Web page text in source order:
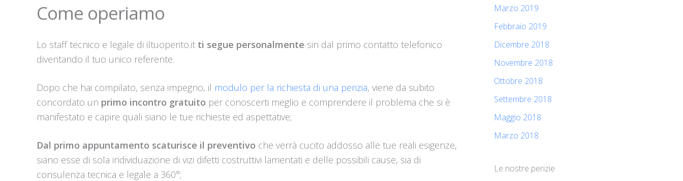
Come operiamo
Lo staff tecnico e legale di iltuoperito.it ti segue personalmente sin dal primo contatto telefonico
diventando il tuo unico referente.
Dopo che hai compilato, senza impegno, il modulo per la richiesta di una perizia, viene da subito
concordato un primo incontro gratuito per conoscerti meglio e comprendere il problema che si è
manifestato e capire quali siano le tue richieste ed aspettative;
Dal primo appuntamento scaturisce il preventivo che verrà cucito addosso alle tue reali esigenze,
siano esse di sola individuazione di vizi difetti costruttivi lamentati e delle possibili cause, sia di
consulenza tecnica e legale a 360°;
Marzo 2019
Febbraio 2019
Dicembre 2018
Novembre 2018
Ottobre 2018
Settembre 2018
Maggio 2018
Marzo 2018
Le nostre perizie